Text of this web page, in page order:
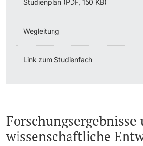
Studienplan (PDF, 150 KB)
Wegleitung
Link zum Studienfach
Forschungsergebnisse
wissenschaftliche